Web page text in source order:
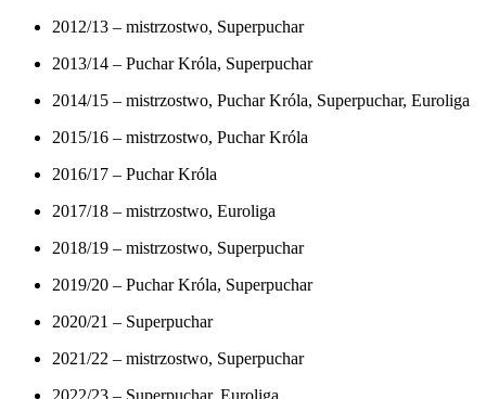
2012/13 – mistrzostwo, Superpuchar
2013/14 – Puchar Króla, Superpuchar
2014/15 – mistrzostwo, Puchar Króla, Superpuchar, Euroliga
2015/16 – mistrzostwo, Puchar Króla
2016/17 – Puchar Króla
2017/18 – mistrzostwo, Euroliga
2018/19 – mistrzostwo, Superpuchar
2019/20 – Puchar Króla, Superpuchar
2020/21 – Superpuchar
2021/22 – mistrzostwo, Superpuchar
2022/23 – Superpuchar, Euroliga